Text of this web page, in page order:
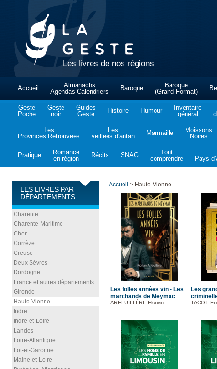
Les livres de nos régions
Accueil
Almanachs
Agendas Calendriers
Baroque
Baroque
(Grand Format)
Geste
Poche
Geste
noir
Guides
Geste
Histoire Humour
Inventaire
général
Les
Provinces Retrouvées
Les
veillées d'antan
Marmaille
Moissons
Noires
Pratique
Romance
en région
Récits SNAG
Tout
comprendre
Pays
LES LIVRES PAR
DÉPARTEMENTS
Charente
Charente-Maritime
Cher
Corrèze
Creuse
Deux Sèvres
Dordogne
France et autres départements
Gironde
Haute-Vienne
Indre
Indre-et-Loire
Landes
Loire-Atlantique
Lot-et-Garonne
Maine-et-Loire
Accueil > Haute-Vienne
Les folles années vin - Les
marchands de Meymac
ARFEUILLÈRE Florian
Les
TACOT